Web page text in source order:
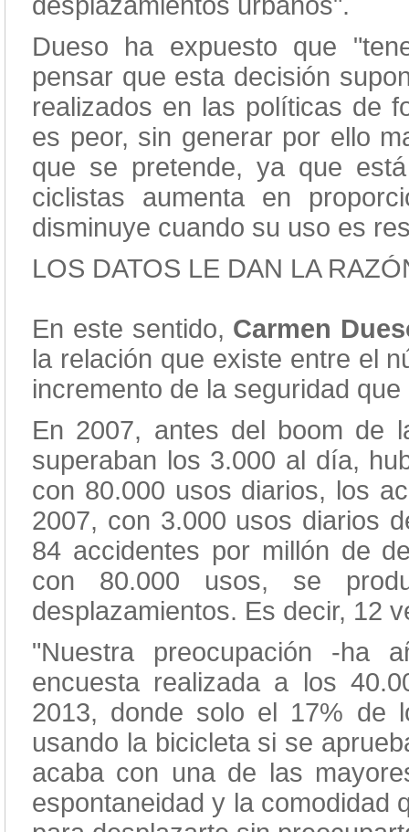
Dueso ha expuesto que
pensar que esta decisión
realizados en las políticas de
es peor, sin generar por ello
que se pretende, ya que
ciclistas aumenta en
disminuye cuando su uso es
LOS DATOS LE DAN LA
En este sentido, Carmen
la relación que existe entre el
incremento de la seguridad
En 2007, antes del boom de
superaban los 3.000 al día,
con 80.000 usos diarios, los
2007, con 3.000 usos diarios
84 accidentes por millón de
con 80.000 usos, se
desplazamientos. Es decir, 12
"Nuestra preocupación -ha
encuesta realizada a los
2013, donde solo el 17% de
usando la bicicleta si se
acaba con una de las
espontaneidad y la comodidad